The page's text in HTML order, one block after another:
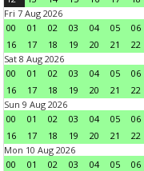
Fri 7 Aug 2026
00
01 02 03 04 05 06
16
17 18 19 20 21 22
Sat 8 Aug 2026
00
01 02 03 04 05 06
16
17 18 19 20 21 22
Sun 9 Aug 2026
00
01 02 03 04 05 06
16
17 18 19 20 21 22
Mon 10 Aug 2026
00
01 02 03 04 05 06